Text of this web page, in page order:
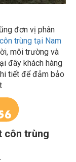
đơn vị phân
trùng tại Nam
môi trường và
đây khách hàng
tiết để đảm bảo
trùng